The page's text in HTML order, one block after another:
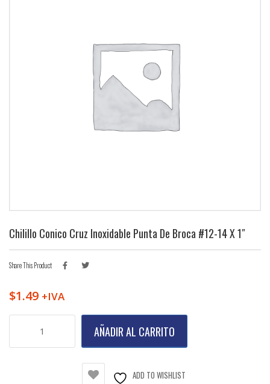
Chilillo Conico Cruz Inoxidable Punta De Broca #12-14 X 1″
Share This Product
$1.49 +IVA
AÑADIR AL CARRITO
ADD TO WISHLIST